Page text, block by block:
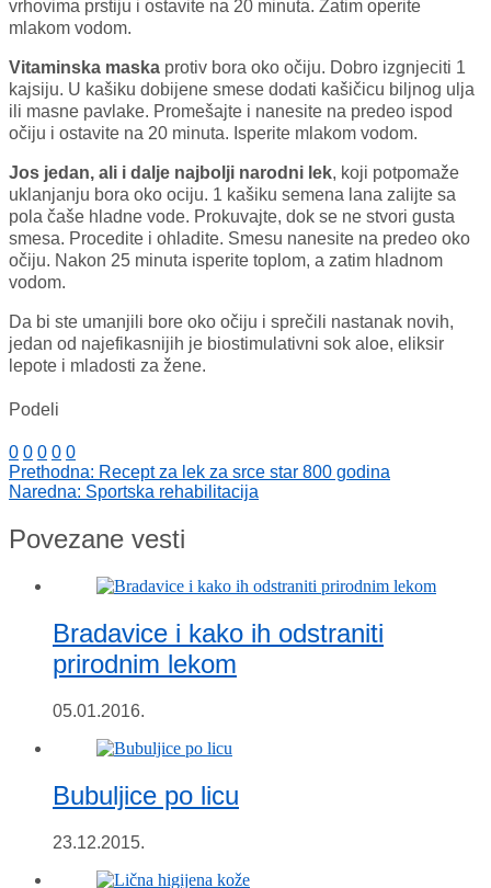
vrhovima prstiju i ostavite na 20 minuta. Zatim operite
mlakom vodom.
Vitaminska maska protiv bora oko očiju. Dobro izgnjeciti 1
kajsiju. U kašiku dobijene smese dodati kašičicu biljnog ulja
ili masne pavlake. Promešajte i nanesite na predeo ispod
očiju i ostavite na 20 minuta. Isperite mlakom vodom.
Jos jedan, ali i dalje najbolji narodni lek, koji potpomaže
uklanjanju bora oko ociju. 1 kašiku semena lana zalijte sa
pola čaše hladne vode. Prokuvajte, dok se ne stvori gusta
smesa. Procedite i ohladite. Smesu nanesite na predeo oko
očiju. Nakon 25 minuta isperite toplom, a zatim hladnom
vodom.
Da bi ste umanjili bore oko očiju i sprečili nastanak novih,
jedan od najefikasnijih je biostimulativni sok aloe, eliksir
lepote i mladosti za žene.
Podeli
0 0 0 0 0
Prethodna: Recept za lek za srce star 800 godina
Naredna: Sportska rehabilitacija
Povezane vesti
Bradavice i kako ih odstraniti
prirodnim lekom
05.01.2016.
Bubuljice po licu
23.12.2015.